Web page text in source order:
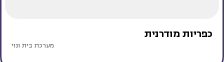
כפריות מודרנית
מערכת בית ונוי